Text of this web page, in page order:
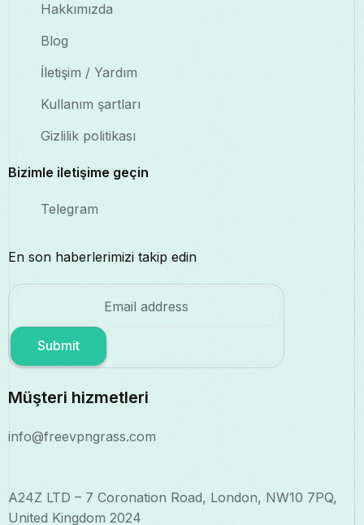
Hakkımızda
Blog
İletişim / Yardım
Kullanım şartları
Gizlilik politikası
Bizimle iletişime geçin
Telegram
En son haberlerimizi takip edin
Submit
Müşteri hizmetleri
info@freevpngrass.com
A24Z LTD – 7 Coronation Road, London, NW10 7PQ,
United Kingdom 2024